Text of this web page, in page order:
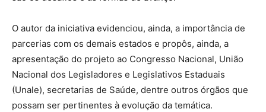
O autor da iniciativa evidenciou, ainda, a importância de
parcerias com os demais estados e propôs, ainda, a
apresentação do projeto ao Congresso Nacional, União
Nacional dos Legisladores e Legislativos Estaduais
(Unale), secretarias de Saúde, dentre outros órgãos que
possam ser pertinentes à evolução da temática.